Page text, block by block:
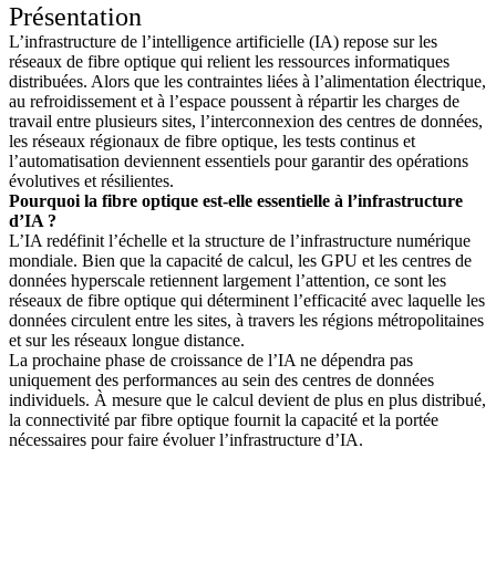
Présentation
L’infrastructure de l’intelligence artificielle (IA) repose sur les
réseaux de fibre optique qui relient les ressources informatiques
distribuées. Alors que les contraintes liées à l’alimentation électrique,
au refroidissement et à l’espace poussent à répartir les charges de
travail entre plusieurs sites, l’interconnexion des centres de données,
les réseaux régionaux de fibre optique, les tests continus et
l’automatisation deviennent essentiels pour garantir des opérations
évolutives et résilientes.
Pourquoi la fibre optique est-elle essentielle à l’infrastructure
d’IA ?
L’IA redéfinit l’échelle et la structure de l’infrastructure numérique
mondiale. Bien que la capacité de calcul, les GPU et les centres de
données hyperscale retiennent largement l’attention, ce sont les
réseaux de fibre optique qui déterminent l’efficacité avec laquelle les
données circulent entre les sites, à travers les régions métropolitaines
et sur les réseaux longue distance.
La prochaine phase de croissance de l’IA ne dépendra pas
uniquement des performances au sein des centres de données
individuels. À mesure que le calcul devient de plus en plus distribué,
la connectivité par fibre optique fournit la capacité et la portée
nécessaires pour faire évoluer l’infrastructure d’IA.